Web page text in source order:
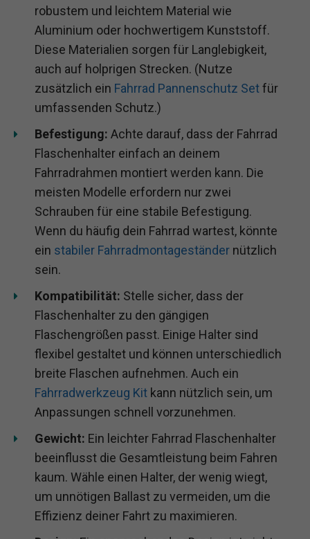
robustem und leichtem Material wie
Aluminium oder hochwertigem Kunststoff.
Diese Materialien sorgen für Langlebigkeit,
auch auf holprigen Strecken. (Nutze
zusätzlich ein Fahrrad Pannenschutz Setfür
umfassenden Schutz.)
Befestigung: Achte darauf, dass der Fahrrad
Flaschenhalter einfach an deinem
Fahrradrahmen montiert werden kann. Die
meisten Modelle erfordern nur zwei
Schrauben für eine stabile Befestigung.
Wenn du häufig dein Fahrrad wartest, könnte
ein stabiler Fahrradmontageständer nützlich
sein.
Kompatibilität: Stelle sicher, dass der
Flaschenhalter zu den gängigen
Flaschengrößen passt. Einige Halter sind
flexibel gestaltet und können unterschiedlich
breite Flaschen aufnehmen. Auch ein
Fahrradwerkzeug Kit kann nützlich sein, um
Anpassungen schnell vorzunehmen.
Gewicht: Ein leichter Fahrrad Flaschenhalter
beeinflusst die Gesamtleistung beim Fahren
kaum. Wähle einen Halter, der wenig wiegt,
um unnötigen Ballast zu vermeiden, um die
Effizienz deiner Fahrt zu maximieren.